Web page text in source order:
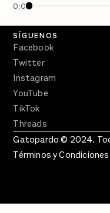
0:00
Crecer en Distopía
SÍGUENOS
Facebook
Twitter
Instagram
YouTube
TikTok
Threads
Gatopardo © 2024.
Términos y Condiciones